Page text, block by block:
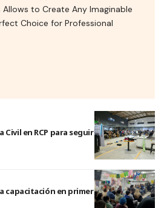
to Create Any Imaginable
Choice for Professional
Civil en RCP para seguir fortaleciendo
capacitación en primeros auxilios y